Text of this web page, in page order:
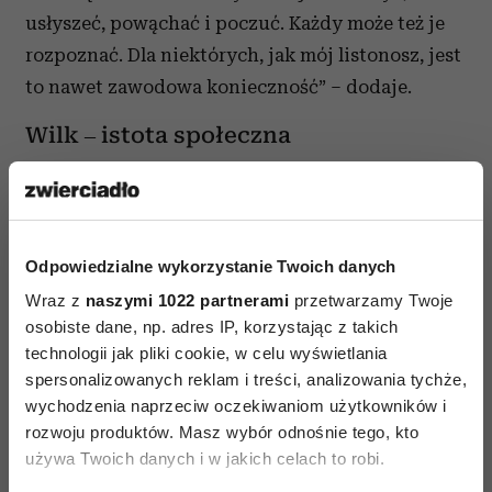
Odpowiedzialne wykorzystanie Twoich danych
Wraz z naszymi 1022 partnerami przetwarzamy Twoje
osobiste dane, np. adres IP, korzystając z takich
technologii jak pliki cookie, w celu wyświetlania
spersonalizowanych reklam i treści, analizowania tychże,
wychodzenia naprzeciw oczekiwaniom użytkowników i
rozwoju produktów. Masz wybór odnośnie tego, kto
używa Twoich danych i w jakich celach to robi.
usłyszeć, powąchać i poczuć. Każdy może też je
rozpoznać. Dla niektórych, jak mój listonosz, jest
to nawet zawodowa konieczność” – dodaje.
Wilk – istota społeczna
Może więc, żeby ułożyć sobie dobre życie ze
Kirsten Helming, która co roku gości w Polsce ze
swoimi warsztatami na temat porozumiewania
się
ze zwierzętami, twierdzi, że „wspólny język” to
energia, obraz, jaki do nich wysyłamy, musimy
tylko mocno skupić się na przekazie. Zarówno